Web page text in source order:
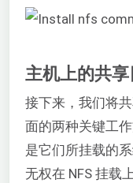
主机上的共
接下来，我们将
面的两种关键工
是它们所挂载的
无权在 NFS 挂载